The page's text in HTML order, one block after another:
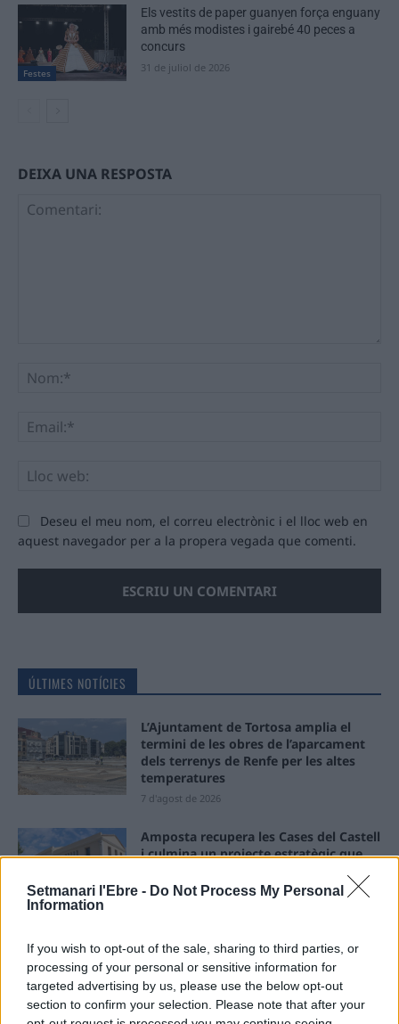
Setmanari l'Ebre - Do Not Process My Personal
Information
If you wish to opt-out of the sale, sharing to third parties, or
processing of your personal or sensitive information for
targeted advertising by us, please use the below opt-out
section to confirm your selection. Please note that after your
Festes
Els vestits de paper guanyen força enguany
amb més modistes i gairebé 40 peces a
concurs
31 de juliol de 2026
DEIXA UNA RESPOSTA
Deseu el meu nom, el correu electrònic i el lloc web en
aquest navegador per a la propera vegada que comenti.
ÚLTIMES NOTÍCIES
L’Ajuntament de Tortosa amplia el
termini de les obres de l’aparcament
dels terrenys de Renfe per les altes
temperatures
7 d'agost de 2026
Amposta recupera les Cases del Castell
i culmina un projecte estratègic que
gastronomia
Els vestits de paper guanyen força
enguany amb més modistes i gairebé
40 peces a concurs
31 de juliol de 2026